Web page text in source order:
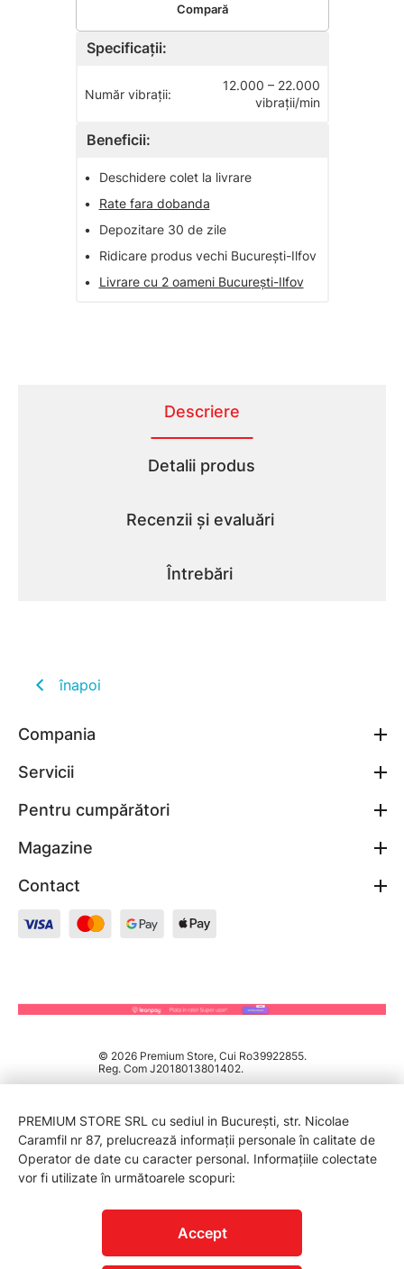
Specificații:
Număr vibraţii:
12.000 – 22.000
vibraţii/min
Beneficii:
•
Deschidere colet la livrare
•
Rate fara dobanda
•
Depozitare 30 de zile
•
Ridicare produs vechi București-Ilfov
•
Livrare cu 2 oameni București-Ilfov
Compară
Descriere
Detalii produs
Recenzii și evaluări
Întrebări
înapoi
Compania
Servicii
Pentru cumpărători
Magazine
Contact
© 2026 Premium Store, Cui Ro39922855.
Reg. Com J2018013801402.
PREMIUM STORE SRL cu sediul in București, str. Nicolae
Caramfil nr 87, prelucrează informații personale în calitate de
Operator de date cu caracter personal. Informațiile colectate
vor fi utilizate în următoarele scopuri:
Accept